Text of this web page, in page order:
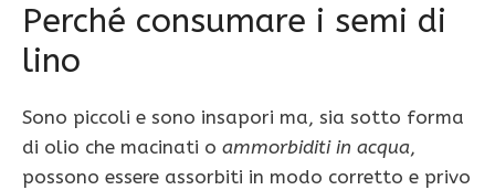
Perché consumare i semi di
lino
Sono piccoli e sono insapori ma, sia sotto forma
di olio che macinati o ammorbiditi in acqua,
possono essere assorbiti in modo corretto e privo